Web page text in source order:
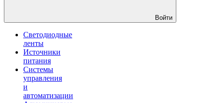
Войти
Светодиодные
ленты
Источники
питания
Системы
управления
и
автоматизации